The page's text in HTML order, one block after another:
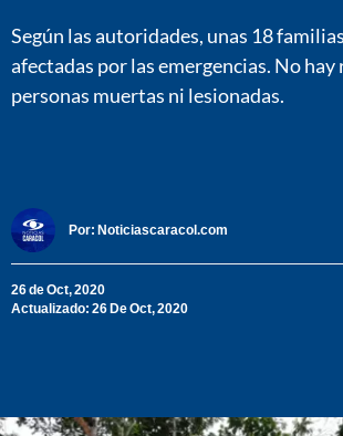
Según las autoridades, unas 18
afectadas por las emergencias. No
personas muertas ni lesionadas.
Por: Noticiascaracol.com
26 de Oct, 2020
Actualizado: 26 De Oct, 2020